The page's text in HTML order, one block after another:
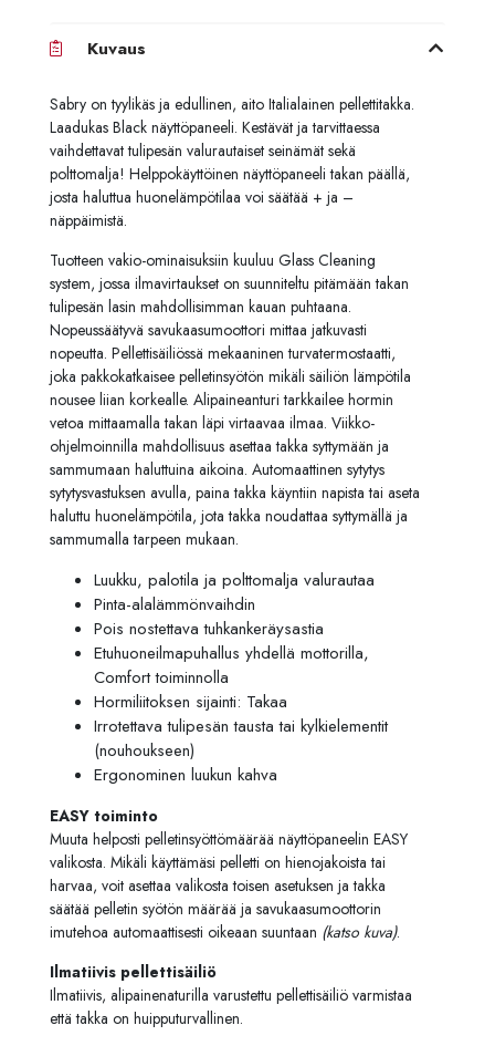
Kuvaus
Sabry on tyylikäs ja edullinen, aito Italialainen pellettitakka.
Laadukas Black näyttöpaneeli. Kestävät ja tarvittaessa
vaihdettavat tulipesän valurautaiset seinämät sekä
polttomalja! Helppokäyttöinen näyttöpaneeli takan päällä,
josta haluttua huonelämpötilaa voi säätää + ja –
näppäimistä.
Tuotteen vakio-ominaisuksiin kuuluu Glass Cleaning
system, jossa ilmavirtaukset on suunniteltu pitämään takan
tulipesän lasin mahdollisimman kauan puhtaana.
Nopeussäätyvä savukaasumoottori mittaa jatkuvasti
nopeutta. Pellettisäiliössä mekaaninen turvatermostaatti,
joka pakkokatkaisee pelletinsyötön mikäli säiliön lämpötila
nousee liian korkealle. Alipaineanturi tarkkailee hormin
vetoa mittaamalla takan läpi virtaavaa ilmaa. Viikko-
ohjelmoinnilla mahdollisuus asettaa takka syttymään ja
sammumaan haluttuina aikoina. Automaattinen sytytys
sytytysvastuksen avulla, paina takka käyntiin napista tai aseta
haluttu huonelämpötila, jota takka noudattaa syttymällä ja
sammumalla tarpeen mukaan.
Luukku, palotila ja polttomalja valurautaa
Pinta-alalämmönvaihdin
Pois nostettava tuhkankeräysastia
Etuhuoneilmapuhallus yhdellä mottorilla,
Comfort toiminnolla
Hormiliitoksen sijainti: Takaa
Irrotettava tulipesän tausta tai kylkielementit
(nouhoukseen)
Ergonominen luukun kahva
EASY toiminto
Muuta helposti pelletinsyöttömäärää näyttöpaneelin EASY
valikosta. Mikäli käyttämäsi pelletti on hienojakoista tai
harvaa, voit asettaa valikosta toisen asetuksen ja takka
säätää pelletin syötön määrää ja savukaasumoottorin
imutehoa automaattisesti oikeaan suuntaan (katso kuva).
Ilmatiivis pellettisäiliö
Ilmatiivis, alipainenaturilla varustettu pellettisäiliö varmistaa
että takka on huipputurvallinen.